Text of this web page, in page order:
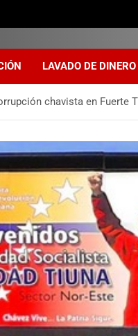
LAVADO DE DINERO
chavista en Fuerte